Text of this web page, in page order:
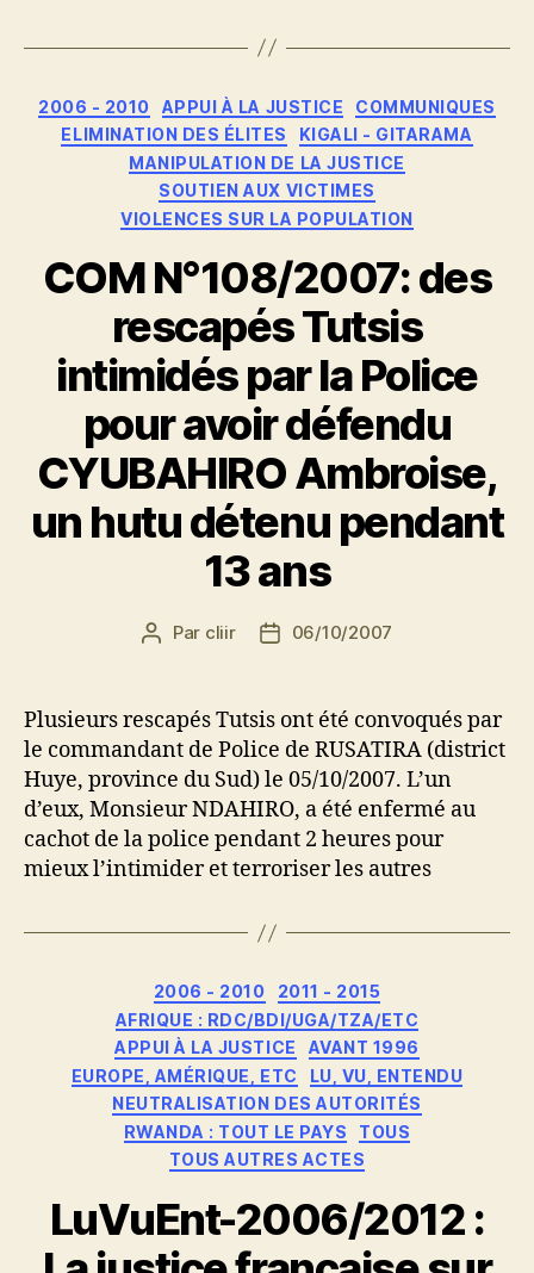
Catégories
2006 - 2010 APPUI À LA JUSTICE
COMMUNIQUES
ELIMINATION DES ÉLITES
KIGALI - GITARAMA
MANIPULATION DE LA JUSTICE
SOUTIEN AUX VICTIMES
VIOLENCES SUR LA POPULATION
COM N°108/2007: des
rescapés Tutsis
intimidés par la Police
pour avoir défendu
CYUBAHIRO Ambroise,
un hutu détenu pendant
13 ans
Auteur
Par cliir
Date06/10/2007
Plusieurs rescapés Tutsis ont été convoqués par
le commandant de Police de RUSATIRA (district
Huye, province du Sud) le 05/10/2007. L’un
d’eux, Monsieur NDAHIRO, a été enfermé au
cachot de la police pendant 2 heures pour
mieux l’intimider et terroriser les autres
Catégories
2006 - 2010
2011 - 2015
AFRIQUE : RDC/BDI/UGA/TZA/ETC
APPUI À LA JUSTICE
AVANT 1996
EUROPE, AMÉRIQUE, ETC
LU, VU, ENTENDU
NEUTRALISATION DES AUTORITÉS
RWANDA : TOUT LE PAYS
TOUS
TOUS AUTRES ACTES
LuVuEnt-2006/2012 :